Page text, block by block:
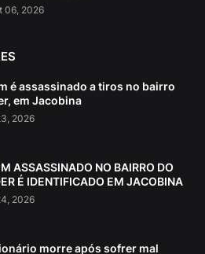
06, 2026
é assassinado a tiros no bairro
em Jacobina
2026
ASSASSINADO NO BAIRRO DO
É IDENTIFICADO EM JACOBINA
2026
morre após sofrer mal